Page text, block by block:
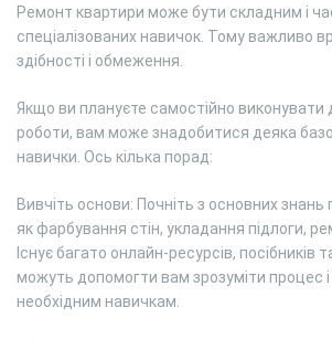
Ремонт квартири може бути складним і
спеціалізованих навичок. Тому важливо
здібності і обмеження.
Якщо ви плануєте самостійно виконувати
роботи, вам може знадобитися деяка
навички. Ось кілька порад:
Вивчіть основи: Почніть з основних
як фарбування стін, укладання підлоги,
Існує багато онлайн-ресурсів, посібників
можуть допомогти вам зрозуміти процес
необхідним навичкам.